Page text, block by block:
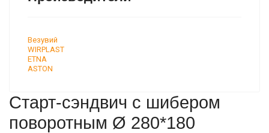
Везувий
WIRPLAST
ETNA
ASTON
Старт-сэндвич c шибером
поворотным Ø 280*180